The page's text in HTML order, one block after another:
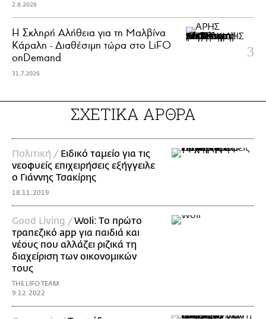
2.8.2026
Η Σκληρή Αλήθεια για τη Μαλβίνα
Κάραλη - Διαθέσιμη τώρα στo LiFO
onDemand
31.7.2026
ΣΧΕΤΙΚΑ ΑΡΘΡΑ
Πολιτική / Ειδικό ταμείο για τις
νεοφυείς επιχειρήσεις εξήγγειλε
ο Γιάννης Τσακίρης
18.11.2019
Good Living /Woli: Tο πρώτο
τραπεζικό app για παιδιά και
νέους που αλλάζει ριζικά τη
διαχείριση των οικονομικών
τους
THE LIFO TEAM
9.12.2022